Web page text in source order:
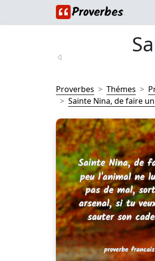
Proverbes Thémes
Sainte Nina, de faire